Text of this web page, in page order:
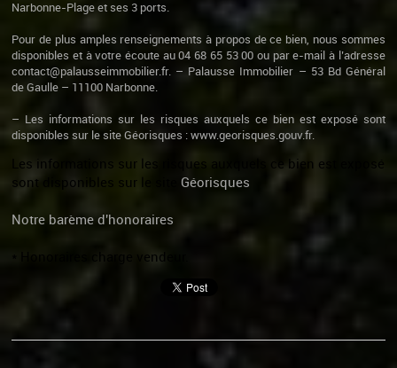
Narbonne-Plage et ses 3 ports.
Pour de plus amples renseignements à propos de ce bien, nous sommes
disponibles et à votre écoute au 04 68 65 53 00 ou par e-mail à l’adresse
contact@palausseimmobilier.fr. – Palausse Immobilier – 53 Bd Général
de Gaulle – 11100 Narbonne.
– Les informations sur les risques auxquels ce bien est exposé sont
disponibles sur le site Géorisques : www.georisques.gouv.fr.
Les informations sur les risques auxquels ce bien est exposé
sont disponibles sur le site Géorisques
Notre barème d'honoraires
* Honoraires charge vendeur.